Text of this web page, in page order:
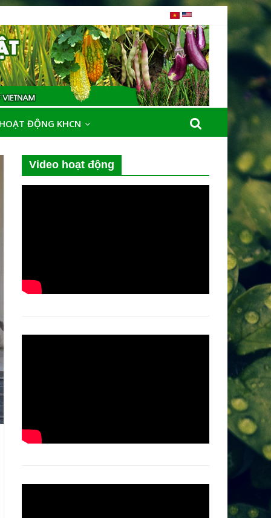
ĐỘNG KHCN
Video hoạt động